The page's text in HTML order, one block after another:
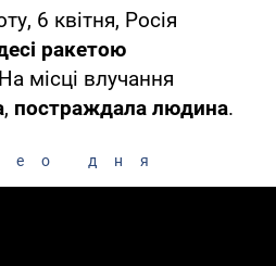
6 квітня, Росія
ракетою
місці влучання
, постраждала людина.
дня